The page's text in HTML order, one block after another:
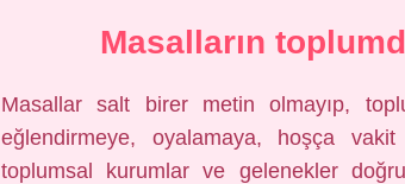
Masalların
Masallar salt birer metin olmayıp,
eğlendirmeye, oyalamaya, hoşça
toplumsal kurumlar ve gelenekler